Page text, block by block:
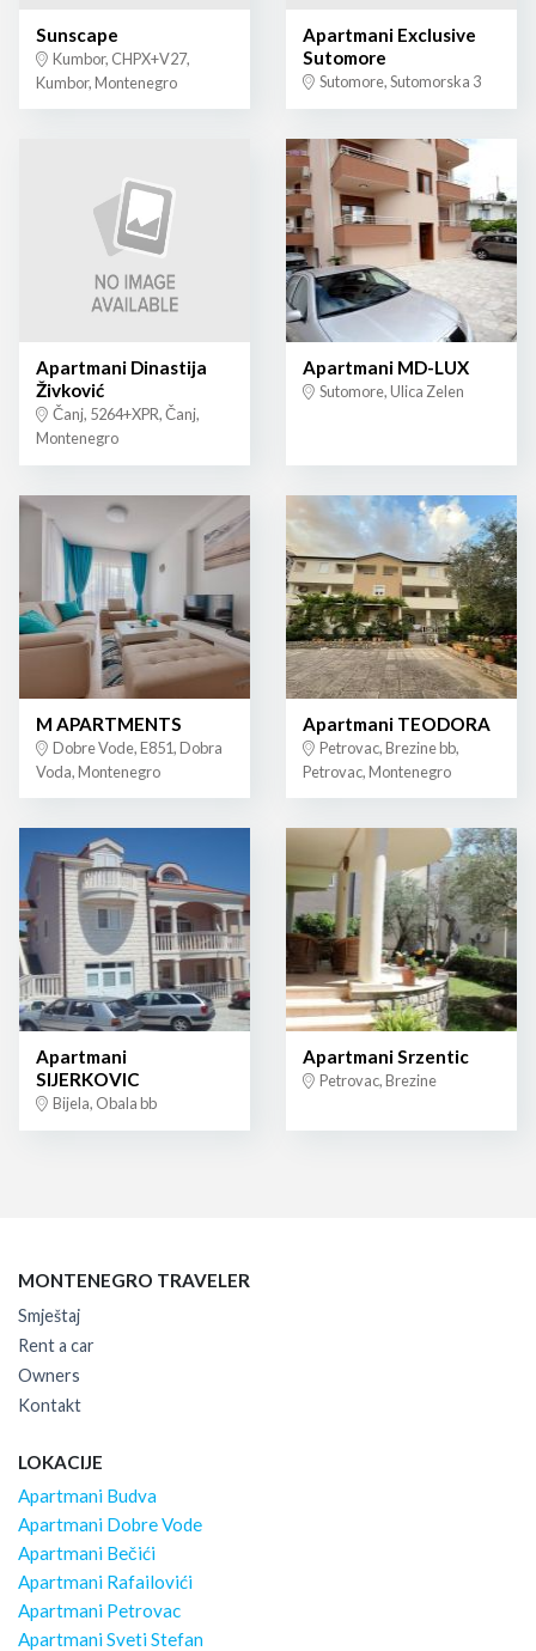
Sunscape
Kumbor, CHPX+V27,
Kumbor, Montenegro
Apartmani Exclusive
Sutomore
Sutomore, Sutomorska 3
Apartmani Dinastija
Živković
Čanj, 5264+XPR, Čanj,
Montenegro
Apartmani MD-LUX
Sutomore, Ulica Zelen
M APARTMENTS
Dobre Vode, E851, Dobra
Voda, Montenegro
Apartmani TEODORA
Petrovac, Brezine bb,
Petrovac, Montenegro
Apartmani
SIJERKOVIC
Bijela, Obala bb
Apartmani Srzentic
Petrovac, Brezine
MONTENEGRO TRAVELER
Smještaj
Rent a car
Owners
Kontakt
LOKACIJE
Apartmani Budva
Apartmani Dobre Vode
Apartmani Bečići
Apartmani Rafailovići
Apartmani Petrovac
Apartmani Sveti Stefan